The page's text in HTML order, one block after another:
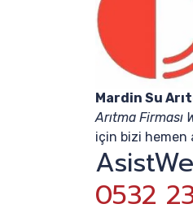
Mardin Su
Arıtma Firması
için bizi hemen
0532